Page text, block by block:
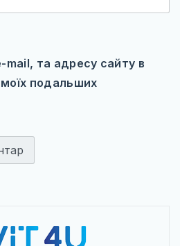
mail, та адресу сайту в
подальших